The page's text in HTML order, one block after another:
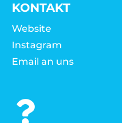
KONTAKT
Website
Instagram
Email an uns